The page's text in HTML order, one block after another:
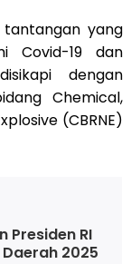
tantangan yang
Covid-19 dan
dengan
Chemical,
(CBRNE)
Presiden RI
2025